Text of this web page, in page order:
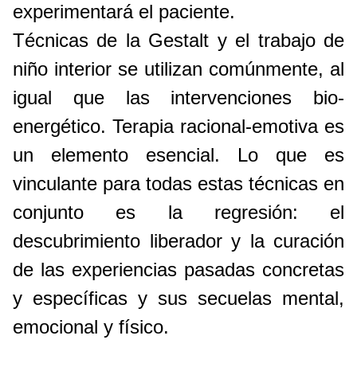
experimentará el paciente.
Técnicas de la Gestalt y el trabajo de
niño interior se utilizan comúnmente, al
igual que las intervenciones bio-
energético. Terapia racional-emotiva es
un elemento esencial. Lo que es
vinculante para todas estas técnicas en
conjunto es la regresión: el
descubrimiento liberador y la curación
de las experiencias pasadas concretas
y específicas y sus secuelas mental,
emocional y físico.